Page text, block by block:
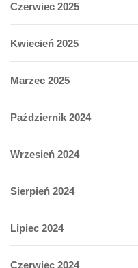
Czerwiec 2025
Kwiecień 2025
Marzec 2025
Październik 2024
Wrzesień 2024
Sierpień 2024
Lipiec 2024
Czerwiec 2024